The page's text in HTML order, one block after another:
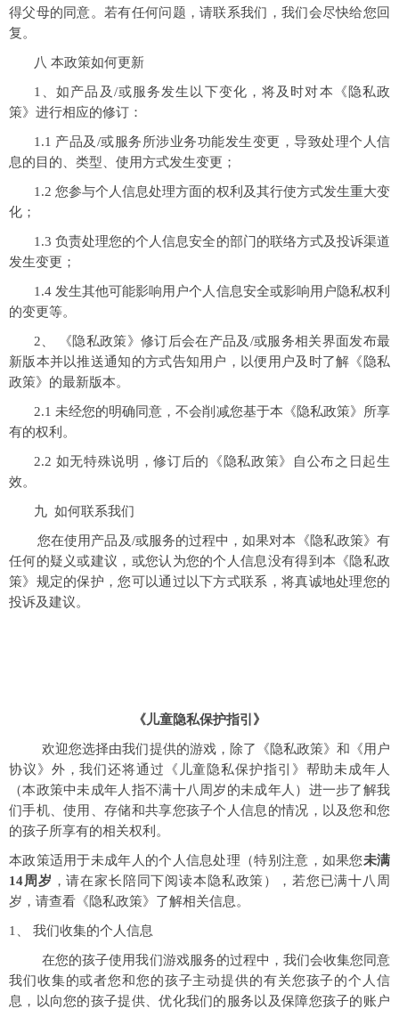
得父母的同意。若有任何问题，请联系我们，我们会尽快给您回
复。
八 本政策如何更新
1、如产品及/或服务发生以下变化，将及时对本《隐私政
策》进行相应的修订：
1.1 产品及/或服务所涉业务功能发生变更，导致处理个人信
息的目的、类型、使用方式发生变更；
1.2 您参与个人信息处理方面的权利及其行使方式发生重大变
化；
1.3 负责处理您的个人信息安全的部门的联络方式及投诉渠道
发生变更；
1.4 发生其他可能影响用户个人信息安全或影响用户隐私权利
的变更等。
2、 《隐私政策》修订后会在产品及/或服务相关界面发布最
新版本并以推送通知的方式告知用户，以便用户及时了解《隐私
政策》的最新版本。
2.1 未经您的明确同意，不会削减您基于本《隐私政策》所享
有的权利。
2.2 如无特殊说明，修订后的《隐私政策》自公布之日起生
效。
九 如何联系我们
您在使用产品及/或服务的过程中，如果对本《隐私政策》有
任何的疑义或建议，或您认为您的个人信息没有得到本《隐私政
策》规定的保护，您可以通过以下方式联系，将真诚地处理您的
投诉及建议。
《儿童隐私保护指引》
欢迎您选择由我们提供的游戏，除了《隐私政策》和《用户
协议》外，我们还将通过《儿童隐私保护指引》帮助未成年人
（本政策中未成年人指不满十八周岁的未成年人）进一步了解我
们手机、使用、存储和共享您孩子个人信息的情况，以及您和您
的孩子所享有的相关权利。
本政策适用于未成年人的个人信息处理（特别注意，如果您未满
14周岁 ，请在家长陪同下阅读本隐私政策），若您已满十八周
岁，请查看《隐私政策》了解相关信息。
1、 我们收集的个人信息
在您的孩子使用我们游戏服务的过程中，我们会收集您同意
我们收集的或者您和您的孩子主动提供的有关您孩子的个人信
息，以向您的孩子提供、优化我们的服务以及保障您孩子的账户